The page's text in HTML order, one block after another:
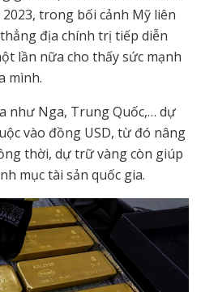
trong bối cảnh Mỹ liên
địa chính trị tiếp diễn
lần nữa cho thấy sức mạnh
mình.
như Nga, Trung Quốc,… dự
vào đồng USD, từ đó nâng
thời, dự trữ vàng còn giúp
mục tài sản quốc gia.